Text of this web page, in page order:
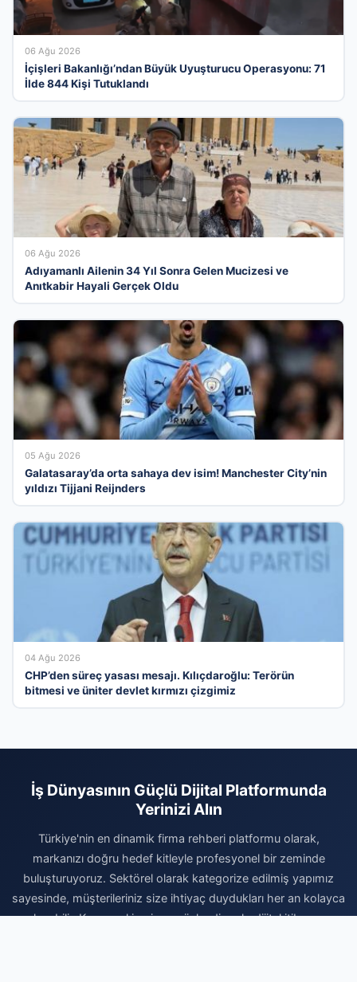
06 Ağu 2026
İçişleri Bakanlığı’ndan Büyük Uyuşturucu Operasyonu: 71
İlde 844 Kişi Tutuklandı
06 Ağu 2026
Adıyamanlı Ailenin 34 Yıl Sonra Gelen Mucizesi ve
Anıtkabir Hayali Gerçek Oldu
05 Ağu 2026
Galatasaray’da orta sahaya dev isim! Manchester City’nin
yıldızı Tijjani Reijnders
04 Ağu 2026
CHP’den süreç yasası mesajı. Kılıçdaroğlu: Terörün
bitmesi ve üniter devlet kırmızı çizgimiz
İş Dünyasının Güçlü Dijital Platformunda
Yerinizi Alın
Türkiye'nin en dinamik firma rehberi platformu olarak,
markanızı doğru hedef kitleyle profesyonel bir zeminde
buluşturuyoruz. Sektörel olarak kategorize edilmiş yapımız
sayesinde, müşterileriniz size ihtiyaç duydukları her an kolayca
ulaşabilir. Kurumsal imajınızı güçlendirmek, dijital itibarınızı